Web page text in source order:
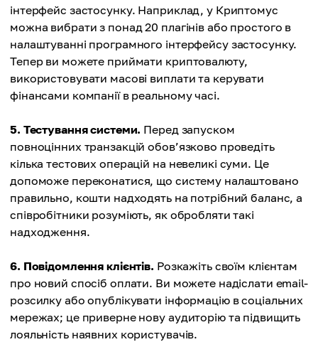
інтерфейс застосунку. Наприклад, у Криптомус
можна вибрати з понад 20 плагінів або простого в
налаштуванні програмного інтерфейсу застосунку.
Тепер ви можете приймати криптовалюту,
використовувати масові виплати та керувати
фінансами компанії в реальному часі.
5. Тестування системи. Перед запуском
повноцінних транзакцій обов’язково проведіть
кілька тестових операцій на невеликі суми. Це
допоможе переконатися, що систему налаштовано
правильно, кошти надходять на потрібний баланс, а
співробітники розуміють, як обробляти такі
надходження.
6. Повідомлення клієнтів. Розкажіть своїм клієнтам
про новий спосіб оплати. Ви можете надіслати email-
розсилку або опублікувати інформацію в соціальних
мережах; це приверне нову аудиторію та підвищить
лояльність наявних користувачів.